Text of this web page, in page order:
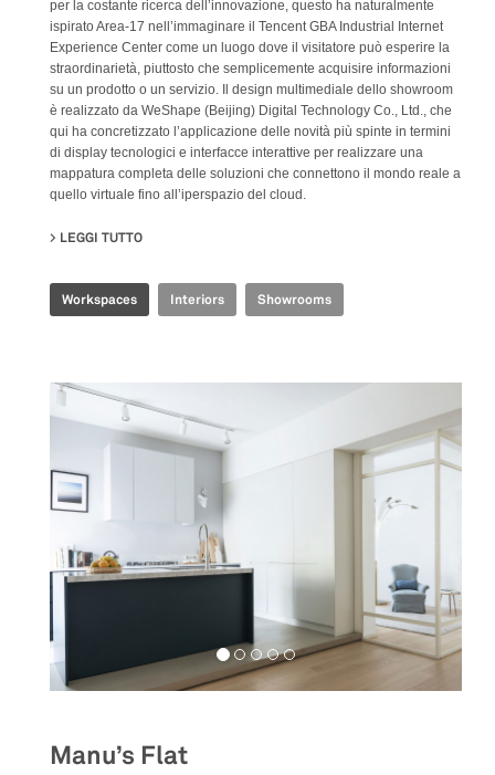
per la costante ricerca dell’innovazione, questo ha naturalmente
ispirato Area-17 nell’immaginare il Tencent GBA Industrial Internet
Experience Center come un luogo dove il visitatore può esperire la
straordinarietà, piuttosto che semplicemente acquisire informazioni
su un prodotto o un servizio. Il design multimediale dello showroom
è realizzato da WeShape (Beijing) Digital Technology Co., Ltd., che
qui ha concretizzato l’applicazione delle novità più spinte in termini
di display tecnologici e interfacce interattive per realizzare una
mappatura completa delle soluzioni che connettono il mondo reale a
quello virtuale fino all’iperspazio del cloud.
LEGGI TUTTO
Workspaces Interiors Showrooms
Manu’s Flat